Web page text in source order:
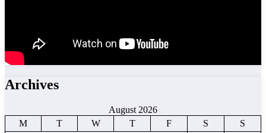
Archives
August 2026
M
T W T F S
S